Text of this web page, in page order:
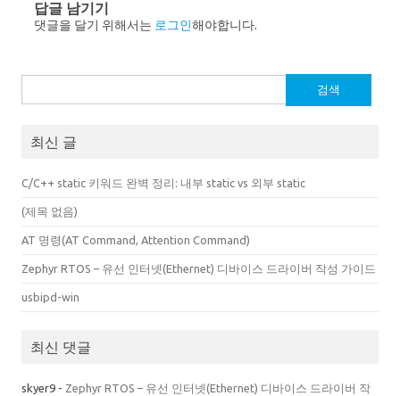
답글 남기기
댓글을 달기 위해서는 로그인해야합니다.
색:
최신 글
C/C++ static 키워드 완벽 정리: 내부 static vs 외부 static
(제목 없음)
AT 명령(AT Command, Attention Command)
Zephyr RTOS – 유선 인터넷(Ethernet) 디바이스 드라이버 작성 가이드
usbipd-win
최신 댓글
skyer9 - Zephyr RTOS – 유선 인터넷(Ethernet) 디바이스 드라이버 작